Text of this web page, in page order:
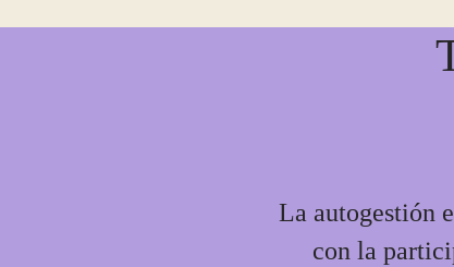
La autogestión
con la